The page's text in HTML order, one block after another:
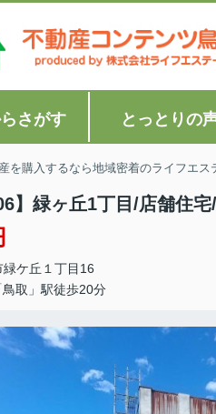
さがす とっとりの
を購入するなら地域密着のライフエス
】緑ヶ丘1丁目/店舗住
緑ケ丘 １丁目16
取」駅徒歩20分